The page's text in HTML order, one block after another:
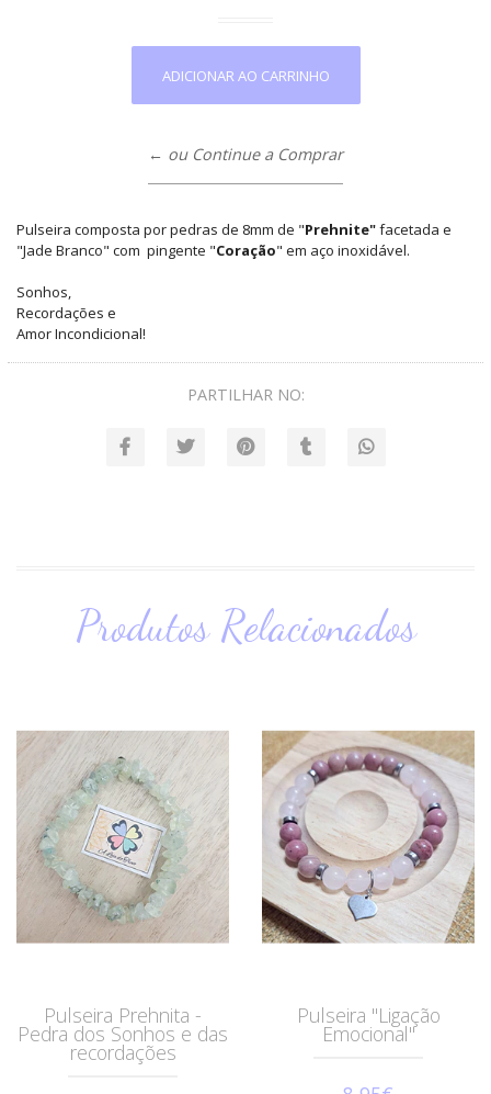
← ou Continue a Comprar
Pulseira composta por pedras de 8mm de "Prehnite"facetada e
"Jade Branco" com pingente "Coração" em aço inoxidável.
Sonhos,
Recordações e
Amor Incondicional!
PARTILHAR NO:
Produtos Relacionados
Pulseira Prehnita -
Pedra dos Sonhos e das
recordações
Pulseira "Ligação
Emocional"